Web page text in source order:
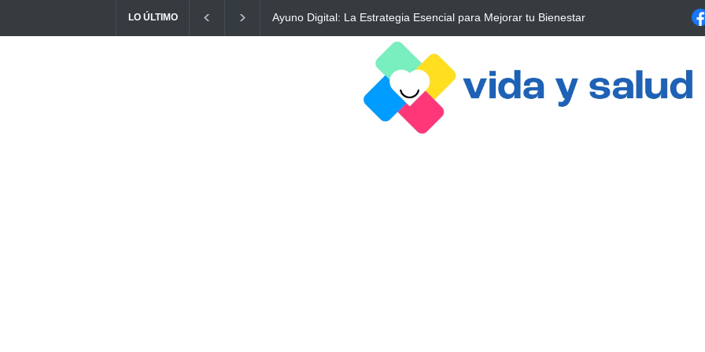
LO ÚLTIMO
La Estrategia Esencial para Mejorar tu Bienestar La conexión vital entre la exposición solar y la salud ósea: Descubre las